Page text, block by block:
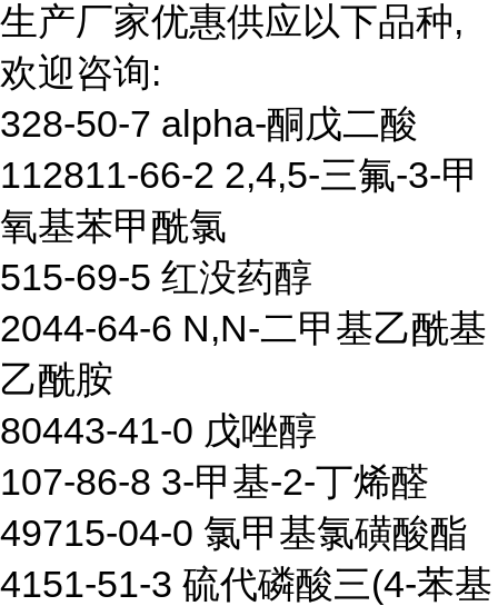
生产厂家优惠供应以下品种,
欢迎咨询:
328-50-7 alpha-酮戊二酸
112811-66-2 2,4,5-三氟-3-甲
氧基苯甲酰氯
515-69-5 红没药醇
2044-64-6 N,N-二甲基乙酰基
乙酰胺
80443-41-0 戊唑醇
107-86-8 3-甲基-2-丁烯醛
49715-04-0 氯甲基氯磺酸酯
4151-51-3 硫代磷酸三(4-苯基